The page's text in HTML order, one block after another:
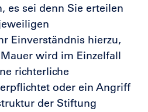
es sei denn Sie erteilen
Einverständnis hierzu,
wird im Einzelfall
richterliche
oder ein Angriff
der Stiftung